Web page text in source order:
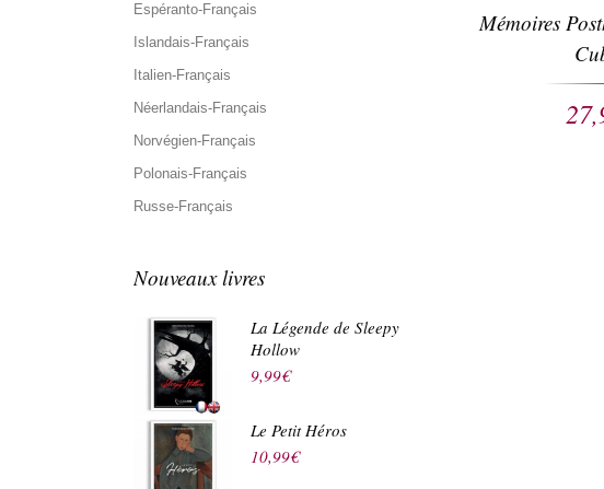
Espéranto-Français
Islandais-Français
Italien-Français
Néerlandais-Français
Norvégien-Français
Polonais-Français
Russe-Français
Nouveaux livres
La Légende de Sleepy
Hollow
9,99€
Le Petit Héros
10,99€
Mémoires